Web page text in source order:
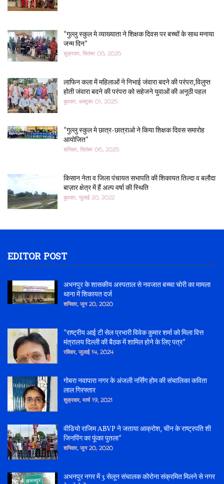
*गुल्लु स्कुल मे व्याख्याता ने शिक्षक दिवस पर बच्चों के साथ मनाया
जन्म दिन*
शुक्रवार, सितंबर 05, 2025
लाफिन कला में महिलाओं ने निभाई जंवारा बदने की परंपरा,विलुप्त
होती जंवारा बदने की परंपरा को सहेजने युवाओं की अनूठी पहल
बुधवार, अक्टूबर 01, 2025
*गुल्लु स्कुल मे छात्र-छात्राओ ने किया शिक्षक दिवस समारोह
आयोजित*
शनिवार, सितंबर 06, 2025
किसान नेता व जिला पंचायत सभापति की शिकायत तिल्दा व बलौदा
बाज़ार क्षेत्र में हैं अल्प वर्षा की स्थिति
बुधवार, जुलाई 20, 2022
EDITOR POST
अभनपुर के शासकीय अस्पताल से नवजात बच्चा चोरी का मामला
थाना में शिकायत दर्ज
शनिवार, जून 20, 2020
*राष्ट्रीय आई टी सेल प्रभारी विवेक कुमार शर्मा को मिला वित्त
मंत्रालय दिल्ली की बैठक में शामिल होने के लिए पत्र*
रविवार, जुलाई 14, 2024
गोबरा नवापारा नगर के अंजली नर्सिंग होम की संचालिका कविता
लाल गिरफ्तार
शुक्रवार, मार्च 19, 2021
वीडियो राजिम ABVP ने जताया आक्रोश, चीन के राष्ट्रपति शी
जिनपिंग का फूंका पुतला*
शनिवार, जून 20, 2020
अभनपुर नगर में 3 सेलून संचालक कोरोना संक्रमित मिलने से नगर